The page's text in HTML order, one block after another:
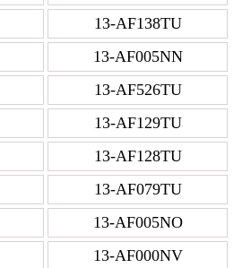
13-AF138TU
13-AF005NN
13-AF526TU
13-AF129TU
13-AF128TU
13-AF079TU
13-AF005NO
13-AF000NV